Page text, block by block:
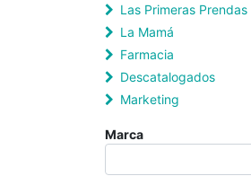
Las Primeras Prendas
La Mamá
Farmacia
Descatalogados
Marketing
Marca